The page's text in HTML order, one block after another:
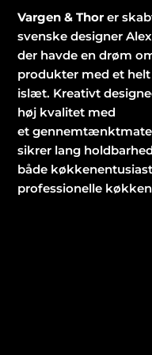
Vargen & Thorer
svenske designer
der havde en drøm
produkter med et
islæt. Kreativt
høj kvalitet med
et
sikrer lang
både
professionelle